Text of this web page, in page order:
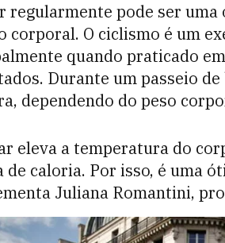
regularmente pode ser
corporal. O ciclismo é um
quando praticado
Durante um passeio
dependendo do peso
eleva a temperatura do
de caloria. Por isso, é uma
Juliana Romantini,